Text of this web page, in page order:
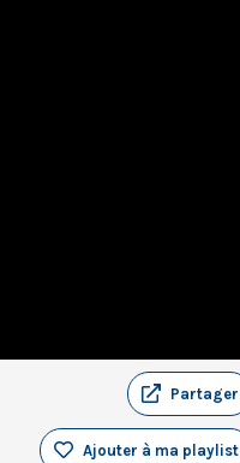
Partager
Ajouter à ma playlist